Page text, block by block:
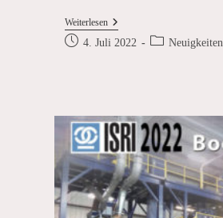
WeiterlesenJahresrückblick
Schrottmarkt
2021
Beitrag4. Juli 2022
Beitrags-
Neuigkeiten